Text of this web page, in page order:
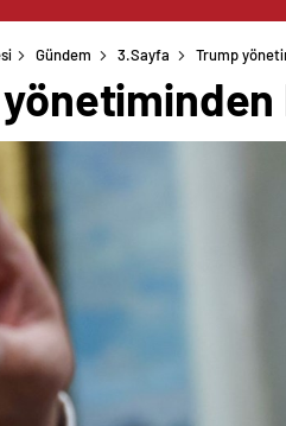
Gündem 3.Sayfa Trump